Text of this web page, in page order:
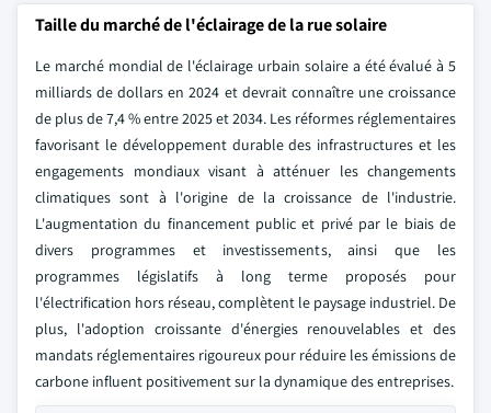
Taille du marché de l'éclairage de la rue solaire
Le marché mondial de l'éclairage urbain solaire a été évalué à 5
milliards de dollars en 2024 et devrait connaître une croissance
de plus de 7,4 % entre 2025 et 2034. Les réformes réglementaires
favorisant le développement durable des infrastructures et les
engagements mondiaux visant à atténuer les changements
climatiques sont à l'origine de la croissance de l'industrie.
L'augmentation du financement public et privé par le biais de
divers programmes et investissements, ainsi que les
programmes législatifs à long terme proposés pour
l'électrification hors réseau, complètent le paysage industriel. De
plus, l'adoption croissante d'énergies renouvelables et des
mandats réglementaires rigoureux pour réduire les émissions de
carbone influent positivement sur la dynamique des entreprises.